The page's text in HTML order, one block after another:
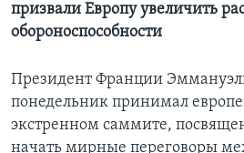
призвали Европу увеличить
обороноспособности
Президент Франции
понедельник принимал
экстренном саммите,
начать мирные переговоры